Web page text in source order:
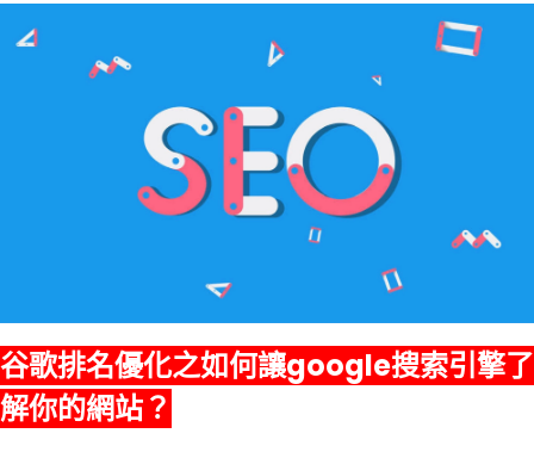
谷歌排名優化之如何讓google搜索引擎了
解你的網站？